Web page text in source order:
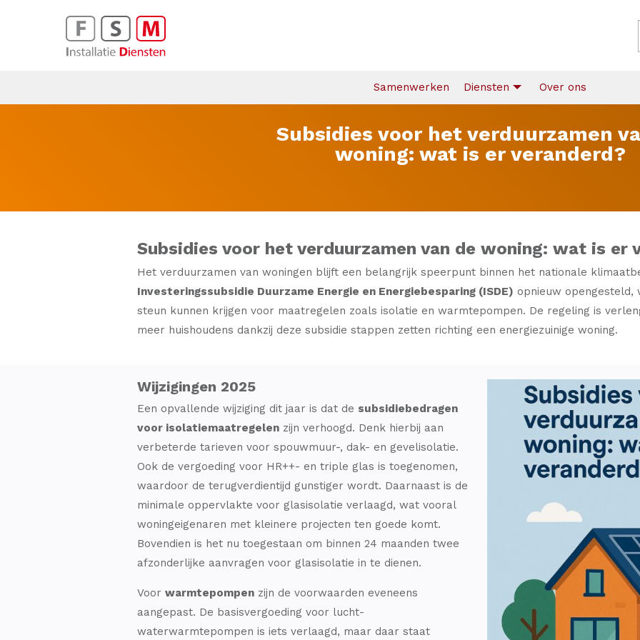
Samenwerken Diensten Over ons
Subsidies voor het verduurzamen
woning: wat is er veranderd?
Subsidies voor het verduurzamen van de woning: wat is er
Het verduurzamen van woningen blijft een belangrijk speerpunt binnen het nationale
Investeringssubsidie Duurzame Energie en Energiebesparing (ISDE) opnieuw opengesteld,
steun kunnen krijgen voor maatregelen zoals isolatie en warmtepompen. De regeling is
meer huishoudens dankzij deze subsidie stappen zetten richting een energiezuinige woning.
Wijzigingen 2025
Een opvallende wijziging dit jaar is dat de subsidiebedragen
voor isolatiemaatregelen zijn verhoogd. Denk hierbij aan
verbeterde tarieven voor spouwmuur-, dak- en gevelisolatie.
Ook de vergoeding voor HR++- en triple glas is toegenomen,
waardoor de terugverdientijd gunstiger wordt. Daarnaast is de
minimale oppervlakte voor glasisolatie verlaagd, wat vooral
woningeigenaren met kleinere projecten ten goede komt.
Bovendien is het nu toegestaan om binnen 24 maanden twee
afzonderlijke aanvragen voor glasisolatie in te dienen.
Voor warmtepompen zijn de voorwaarden eveneens
aangepast. De basisvergoeding voor lucht-
waterwarmtepompen is iets verlaagd, maar daar staat